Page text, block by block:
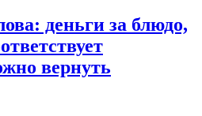
деньги за блюдо,
вернуть